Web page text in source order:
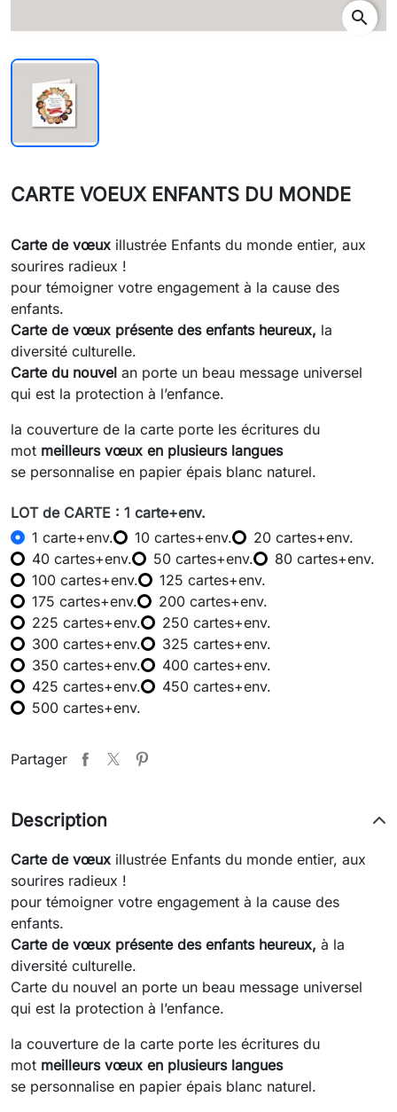
search
CARTE VOEUX ENFANTS DU MONDE
Carte de vœux illustrée Enfants du monde entier, aux
sourires radieux !
pour témoigner votre engagement à la cause des
enfants.
Carte de vœux présente des enfants heureux, la
diversité culturelle.
Carte du nouvel an porte un beau message universel
qui est la protection à l’enfance.
la couverture de la carte porte les écritures du
mot meilleurs vœux en plusieurs langues
se personnalise en papier épais blanc naturel.
LOT de CARTE : 1 carte+env.
1 carte+env.
10 cartes+env.
20 cartes+env.
40 cartes+env.
50 cartes+env.
80 cartes+env.
100 cartes+env.
125 cartes+env.
175 cartes+env.
200 cartes+env.
225 cartes+env.
250 cartes+env.
300 cartes+env.
325 cartes+env.
350 cartes+env.
400 cartes+env.
425 cartes+env.
450 cartes+env.
500 cartes+env.
Partager
Description
Carte de vœux illustrée Enfants du monde entier, aux
sourires radieux !
pour témoigner votre engagement à la cause des
enfants.
Carte de vœux présente des enfants heureux, à la
diversité culturelle.
Carte du nouvel an porte un beau message universel
qui est la protection à l’enfance.
la couverture de la carte porte les écritures du
mot meilleurs vœux en plusieurs langues
se personnalise en papier épais blanc naturel.